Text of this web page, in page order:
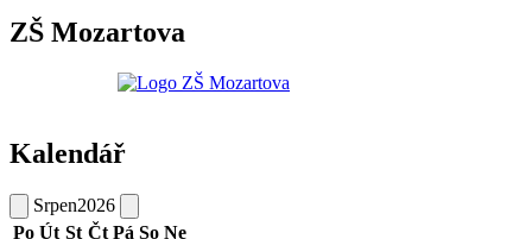
ZŠ Mozartova
Kalendář
Srpen2026
Po Út St Čt Pá So Ne